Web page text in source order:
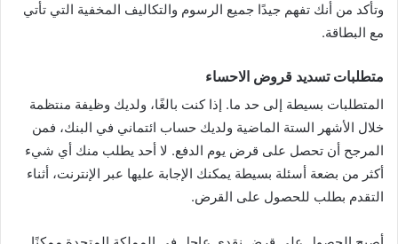
وتأكد من أنك تفهم جيدًا جميع الرسوم والتكاليف المخفية التي تأتي
مع البطاقة.
متطلبات تسديد قروض الاحساء
المتطلبات بسيطة إلى حد ما. إذا كنت بالغًا، ولديك وظيفة منتظمة
خلال الأشهر الستة الماضية ولديك حساب ائتماني في البنك، فمن
المرجح أن تحصل على قرض يوم الدفع. لا أحد يطلب منك أي شيء
أكثر من بضعة أسئلة بسيطة يمكنك الإجابة عليها عبر الإنترنت، أثناء
التقدم بطلب للحصول على القرض.